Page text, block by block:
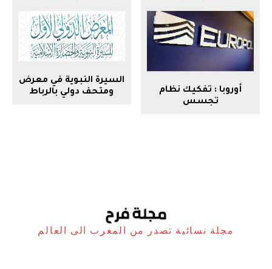
السيرة النبوية في معرض
ومتحف دولي بالرباط
أوروبا : تفكيك نظام
تجسس
مجلة نسائية تصدر من المغرب الى العالم